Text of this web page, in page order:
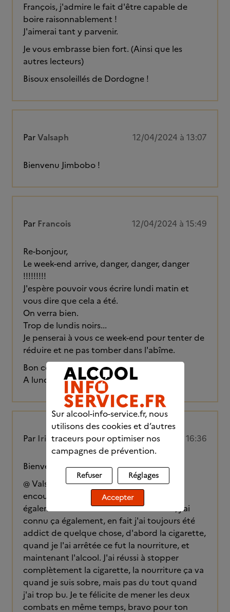
François, j'admire le fait d'être capable de
boire raisonnablement !
J'aimerai tant y parvenir.
Je vous embrasse bien fort. (Ainsi que les
autres lecteurs)
Bisoux ensoleillés de Dordogne !
ParValsaph 12/04/2024 à 13:07
Bienvenu Jimbobo !
Par Francois 12/04/2024 à 15:49
Re-bonjour,
Le week-end arrive, danger, danger, danger
!!!!!!!!!
J'espère pouvoir vous écrire lundi matin et
vous dire que cela a été.
On verra bien.
Trop de lundis noirs...
Je penserai à vous ce week-end pour tenter de
réduire et ne pas tomber dans l'abîme.
Bon courage à tous!
A lundi, sans faute.
Par Iris17 12/04/2024 à 16:36
Bienvenu à JIMBOB69 !
@ Valsaph, merci beaucoup pour tes
encouragements. Tu dis que tu te bats
également contre l'excès de nourriture, j'ai
connu ça également, en fait j'ai toujours été
addict de quelque chose, d'abord la cigarette,
quand je l'ai arrêtée ce fut la nourriture, et
maintenant l'alcool. J'ai réussi à stopper
complètement la cigarette, la nourriture ça va
quand je suis sobre, mais pas du tout quand
j'ai trop bu. Je te félicite de mener les deux
combats en même temps, bravo pour ton
Sur alcool-info-service.fr, nous
utilisons des cookies et d’autres
traceurs pour optimiser nos
campagnes de prévention.
Refuser Réglages
Accepter